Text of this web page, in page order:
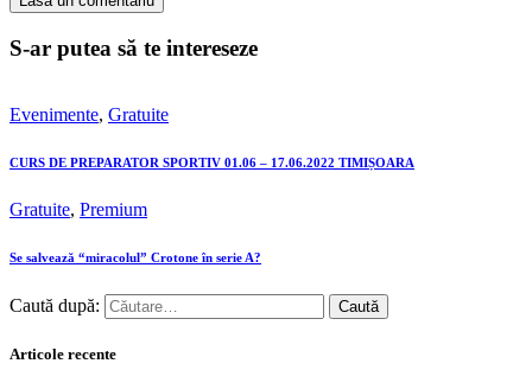
S-ar putea să te intereseze
Evenimente, Gratuite
CURS DE PREPARATOR SPORTIV 01.06 – 17.06.2022 TIMIȘOARA
Gratuite, Premium
Se salvează “miracolul” Crotone în serie A?
Caută după:
Articole recente